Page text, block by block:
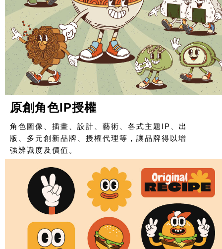
原創角色IP授權
角色圖像、插畫、設計、藝術、各式主題IP、出
版、多元創新品牌、授權代理等，讓品牌得以增
強辨識度及價值。